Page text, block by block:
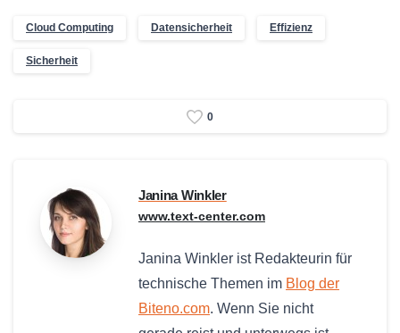
Cloud Computing Datensicherheit Effizienz
Sicherheit
0
Janina Winkler
www.text-center.com
Janina Winkler ist Redakteurin für
technische Themen im Blog der
Biteno.com. Wenn Sie nicht